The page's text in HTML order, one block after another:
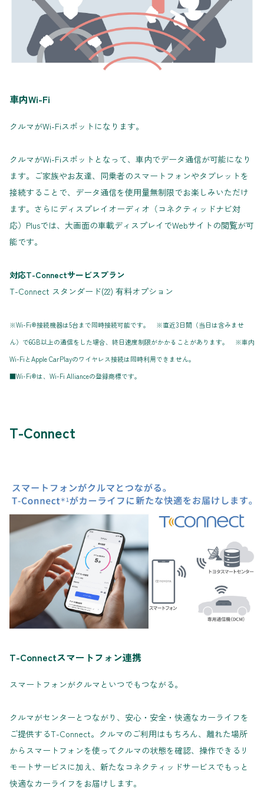
車内Wi-Fi
クルマがWi-Fi️スポットになります。
クルマがWi-Fiスポットとなって、車内でデータ通信が可能になり
ます。ご家族やお友達、同乗者のスマートフォンやタブレットを
接続することで、データ通信を使用量無制限でお楽しみいただけ
ます。さらにディスプレイオーディオ（コネクティッドナビ対
応）Plusでは、大画面の車載ディスプレイでWebサイトの閲覧が可
能です。
対応T-Connectサービスプラン
T-Connect スタンダード(22) 有料オプション
※Wi-Fi®接続機器は5台まで同時接続可能です。 ※直近3日間（当日は含みませ
ん）で6GB以上の通信をした場合、終日速度制限がかかることがあります。 ※車内
Wi-FiとApple CarPlayのワイヤレス接続は同時利用できません。
■Wi-Fi®は、Wi-Fi Allianceの登録商標です。
T-Connect
T-Connectスマートフォン連携
スマートフォンがクルマといつでもつながる。
クルマがセンターとつながり、安心・安全・快適なカーライフを
ご提供するT-Connect。クルマのご利用はもちろん、離れた場所
からスマートフォンを使ってクルマの状態を確認、操作できるリ
モートサービスに加え、新たなコネクティッドサービスでもっと
快適なカーライフをお届けします。